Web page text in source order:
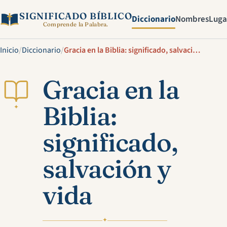
SIGNIFICADO BÍBLICO
Comprende la Palabra. DiccionarioNombres
Inicio/Diccionario/ Gracia en la Biblia: significado, salvación y vida
✦
Gracia en la
Biblia:
significado,
salvación y
vida
✦